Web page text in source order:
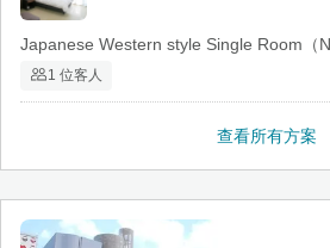
Japanese Western style Single Room（
1 位客人
查看所有方案